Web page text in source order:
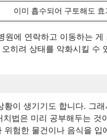
이미 흡수되어 구토해도 효
원에 연락하고 이동하는 게
히려 상태를 악화시킬 수
이 생기기도 합니다. 그래
법은 미리 공부해두는 것
험한 물건이나 음식을 입